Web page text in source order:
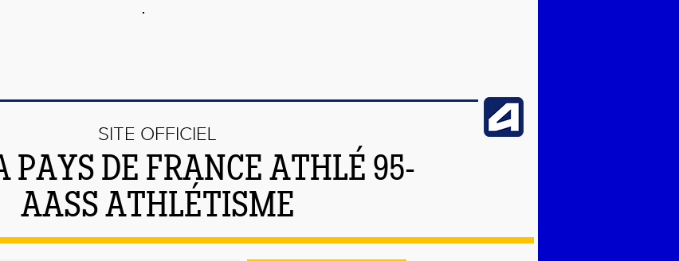
SITE OFFICIEL
PAYS DE FRANCE ATHLÉ 95-
AASS ATHLÉTISME